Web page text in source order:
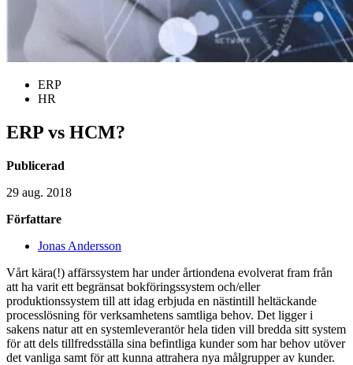
ERP
HR
ERP vs HCM?
Publicerad
29 aug. 2018
Författare
Jonas Andersson
Vårt kära(!) affärssystem har under årtiondena evolverat fram från
att ha varit ett begränsat bokföringssystem och/eller
produktionssystem till att idag erbjuda en nästintill heltäckande
processlösning för verksamhetens samtliga behov. Det ligger i
sakens natur att en systemleverantör hela tiden vill bredda sitt system
för att dels tillfredsställa sina befintliga kunder som har behov utöver
det vanliga samt för att kunna attrahera nya målgrupper av kunder.